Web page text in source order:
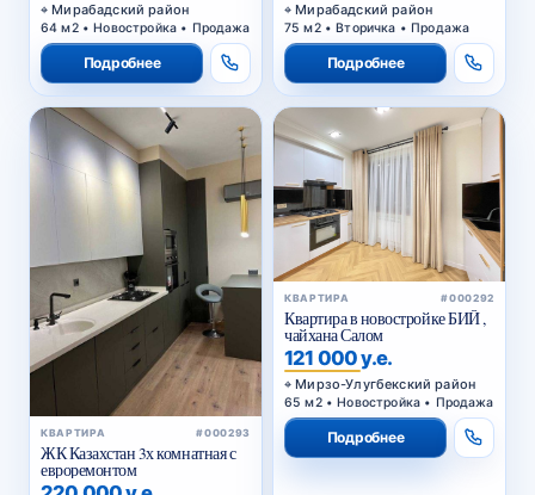
Мирабадский район
64 м2 • Новостройка • Продажа
Подробнее
Мирабадский район
75 м2 • Вторичка • Продажа
Подробнее
КВАРТИРА #000293
ЖК Казахстан 3х комнатная с
евроремонтом
КВАРТИРА #000292
Квартира в новостройке БИЙ ,
чайхана Салом
121 000 у.е.
Мирзо-Улугбекский район
65 м2 • Новостройка • Продажа
Подробнее